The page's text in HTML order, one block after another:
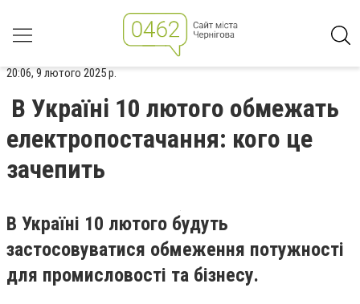
20:06, 9 лютого 2025 р.
В Україні 10 лютого обмежать
електропостачання: кого це
зачепить
В Україні 10 лютого будуть
застосовуватися обмеження потужності
для промисловості та бізнесу.